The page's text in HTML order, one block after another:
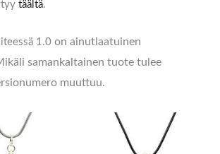
täältä.
1.0 on ainutlaatuinen
samankaltainen tuote tulee
muuttuu.